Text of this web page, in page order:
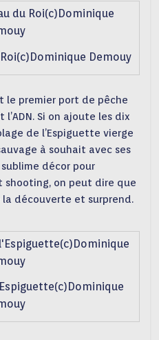
Demouy
le premier port de pêche
Si on ajoute les dix
de l’Espiguette vierge
à souhait avec ses
décor pour
shooting, on peut dire que
découverte et surprend.